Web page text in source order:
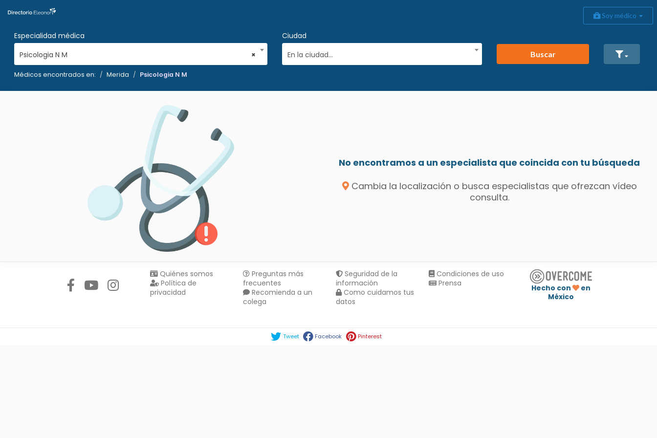
Soy médico
Especialidad médica
×
Psicologia N M
Ciudad
En la ciudad...
Buscar
Médicos encontrados en: Merida Psicologia N M
No encontramos a un especialista que coincida con tu búsqueda
Cambia la localización o busca especialistas que ofrezcan vídeo
consulta.
Quiénes somos
Política de
privacidad
Preguntas más
frecuentes
Recomienda a un
colega
Seguridad de la
información
Como cuidamos tus
datos
Condiciones de uso
Prensa
Hecho con
en
México
Tweet Facebook Pinterest